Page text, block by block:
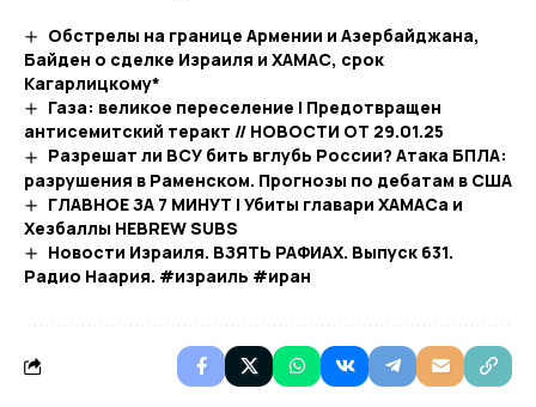
Обстрелы на границе Армении и Азербайджана,
Байден о сделке Израиля и ХАМАС, срок
Кагарлицкому*
Газа: великое переселение | Предотвращен
антисемитский теракт // НОВОСТИ ОТ 29.01.25
Разрешат ли ВСУ бить вглубь России? Атака БПЛА:
разрушения в Раменском. Прогнозы по дебатам в США
ГЛАВНОЕ ЗА 7 МИНУТ | Убиты главари ХАМАСа и
Хезбаллы HEBREW SUBS
Новости Израиля. ВЗЯТЬ РАФИАХ. Выпуск 631.
Радио Наария. #израиль #иран